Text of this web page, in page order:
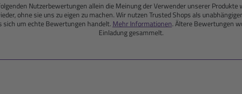
Nutzerbewertungen allein die Meinung der Verwender unserer
ohne sie uns zu eigen zu machen. Wir nutzen Trusted Shops als
um echte Bewertungen handelt. Mehr Informationen. Ältere Bewertungen
Einladung gesammelt.